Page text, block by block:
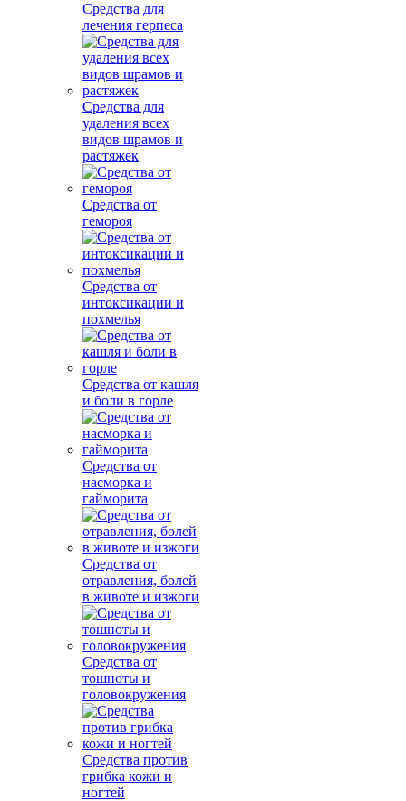
Средства для
лечения герпеса
Средства для
удаления всех
видов шрамов и
растяжек
Средства от
гемороя
Средства от
интоксикации и
похмелья
Средства от кашля
и боли в горле
Средства от
насморка и
гайморита
Средства от
отравления, болей
в животе и изжоги
Средства от
тошноты и
головокружения
Средства против
грибка кожи и
ногтей